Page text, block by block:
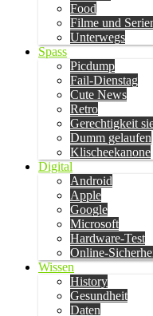
Food
Filme und
Unterwegs
Spass
Picdump
Fail-Dienstag
Cute News
Retro
Gerechtigkeit
Dumm gelaufen
Klischeekanone
Digital
Android
Apple
Google
Microsoft
Hardware-Test
Online-
Wissen
History
Gesundheit
Daten